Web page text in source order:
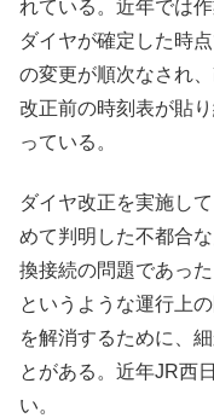
れている。近年では
ダイヤが確定した時
の変更が順次なされ
改正前の時刻表が貼
っている。
ダイヤ改正を実施し
めて判明した不都合
換接続の問題であっ
というような運行上
を解消するために、
とがある。近年JR西
い。